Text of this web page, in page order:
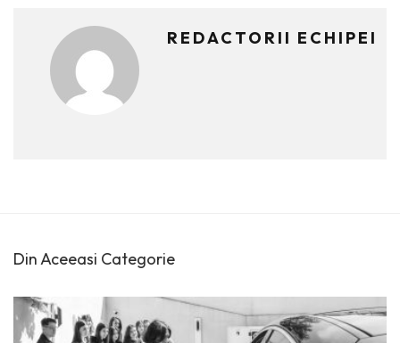
REDACTORII ECHIPEI
Din Aceeasi Categorie